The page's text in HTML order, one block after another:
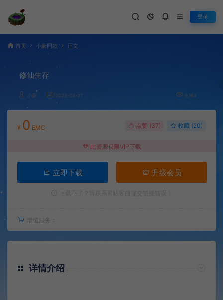
登录
首页 小豪同款 正文
修仙生存
小豪 2023-04-27 9,164
¥ 0 EMC 点赞 (37) 收藏 (20)
此资源仅限VIP下载
立即下载 升级会员
增值服务：
详情介绍